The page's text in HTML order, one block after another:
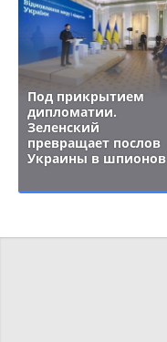
Под прикрытием
дипломатии.
Зеленский
превращает послов
Украины в шпионов